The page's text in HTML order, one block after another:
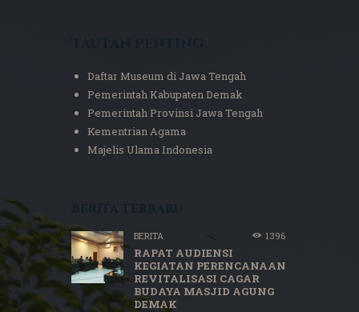
Daftar Museum di Jawa Tengah
Pemerintah Kabupaten Demak
Pemerintah Provinsi Jawa Tengah
Kementrian Agama
Majelis Ulama Indonesia
BERITA 1396
RAPAT AUDIENSI
KEGIATAN PERENCANAAN
REVITALISASI CAGAR
BUDAYA MASJID AGUNG
DEMAK